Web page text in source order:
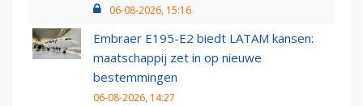
06-08-2026, 15:16
Embraer E195-E2 biedt LATAM kansen:
maatschappij zet in op nieuwe
bestemmingen
06-08-2026, 14:27